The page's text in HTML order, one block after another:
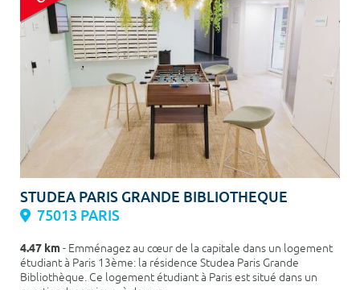
STUDEA PARIS GRANDE BIBLIOTHEQUE
75013 PARIS
4.47 km- Emménagez au cœur de la capitale dans un logement
étudiant à Paris 13ème: la résidence Studea Paris Grande
Bibliothèque. Ce logement étudiant à Paris est situé dans un